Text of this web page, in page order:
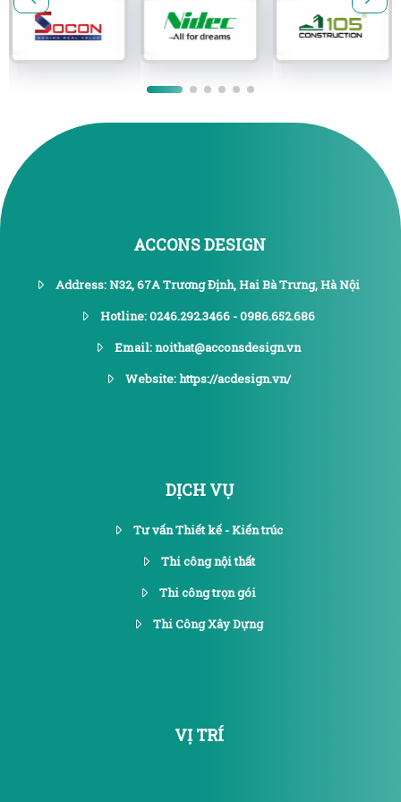
ACCONS DESIGN
Address: N32, 67A Trương Định, Hai Bà Trưng, Hà Nội
Hotline: 0246.292.3466 - 0986.652.686
Email: noithat@acconsdesign.vn
Website: https://acdesign.vn/
DỊCH VỤ
Tư vấn Thiết kế - Kiến trúc
Thi công nội thất
Thi công trọn gói
Thi Công Xây Dựng
VỊ TRÍ